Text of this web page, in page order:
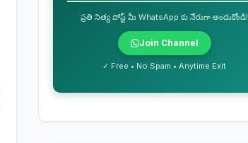
ప్రతి నిత్య పోస్ట్ మీ WhatsApp కు నేరుగా అందుకోండి!
Join Channel
✓ Free • No Spam • Anytime Exit